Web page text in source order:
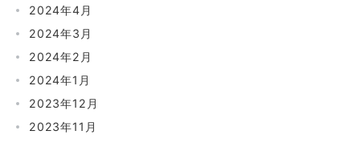
2024年4月
2024年3月
2024年2月
2024年1月
2023年12月
2023年11月